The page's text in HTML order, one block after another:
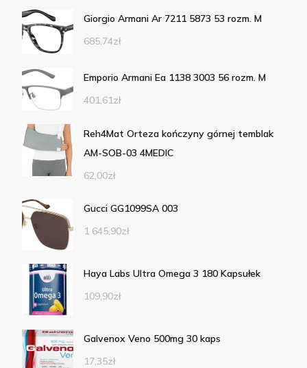
Giorgio Armani Ar 7211 5873 53 rozm. M
685,74zł
Emporio Armani Ea 1138 3003 56 rozm. M
401,61zł
Reh4Mat Orteza kończyny górnej temblak
AM-SOB-03 4MEDIC
62,00zł
Gucci GG1099SA 003
1 645,90zł
Haya Labs Ultra Omega 3 180 Kapsułek
109,90zł
Galvenox Veno 500mg 30 kaps
17,35zł